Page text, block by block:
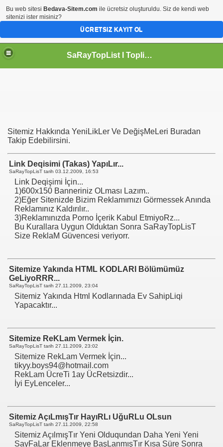
SaRayTopList I Toplist I Site Ekle I Google Site Kaydet I Hit Kazan
Sitemiz Hakkında YeniLikLer Ve DeğişMeLeri Buradan
Takip Edebilirsini.
Link Deqisimi (Takas) YapıLır...
SaRayTopLisT tarih 03.12.2009, 16:53
Link Deqişimi İçin...
1)600x150 Banneriniz OLması Lazım..
2)Eğer Sitenizde Bizim Reklamımızı Görmessek Anında
Reklamınız Kaldırılır..
3)Reklamınızda Porno İçerik Kabul EtmiyoRz...
Bu Kurallara Uygun Olduktan Sonra SaRayTopLisT
Size ReklaM Güvencesi veriyorr.
Sitemize Yakında HTML KODLARI Bölümümüz
GeLiyoRRR...
SaRayTopLisT tarih 27.11.2009, 23:04
Sitemiz Yakında Html Kodlarınada Ev SahipLiqi
Yapacaktır...
Sitemize ReKLam Vermek İçin.
SaRayTopLisT tarih 27.11.2009, 23:02
Sitemize RekLam Vermek İçin...
tikyy.boys94@hotmail.com
RekLam ÜcreTi 1ay ÜcRetsizdir...
İyi EyLenceler...
Sitemiz AçıLmışTır HayıRLı UğuRLu OLsun
SaRayTopLisT tarih 27.11.2009, 22:58
Sitemiz AçılmışTır Yeni Olduqundan Daha Yeni Yeni
SayFaLar Eklenmeye BaşLanmışTır Kısa Süre Sonra
Bu web sitesi Bedava-Sitem.com ile ücretsiz oluşturuldu. Siz de kendi web
sitenizi ister misiniz?
ÜCRETSIZ KAYIT OL